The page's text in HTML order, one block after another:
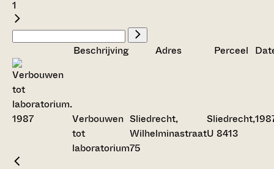
1
Beschrijving Adres Perceel
Verbouwen
tot
laboratorium
Sliedrecht,
Wilhelminastraat
75
Sliedrecht,
U 8413